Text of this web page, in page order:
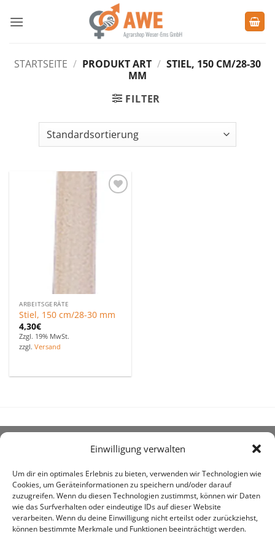
Einwilligung verwalten
Um dir ein optimales Erlebnis zu bieten, verwenden wir Technologien wie
Cookies, um Geräteinformationen zu speichern und/oder darauf
zuzugreifen. Wenn du diesen Technologien zustimmst, können wir Daten
wie das Surfverhalten oder eindeutige IDs auf dieser Website
verarbeiten. Wenn du deine Einwilligung nicht erteilst oder zurückziehst,
können bestimmte Merkmale und Funktionen beeinträchtigt werden.
Inhalt
STARTSEITE / PRODUKT ART / STIEL, 150 CM/28-30
MM
FILTER
ARBEITSGERÄTE
Stiel, 150 cm/28-30 mm
4,30€
Zzgl. 19% MwSt.
zzgl.Versand